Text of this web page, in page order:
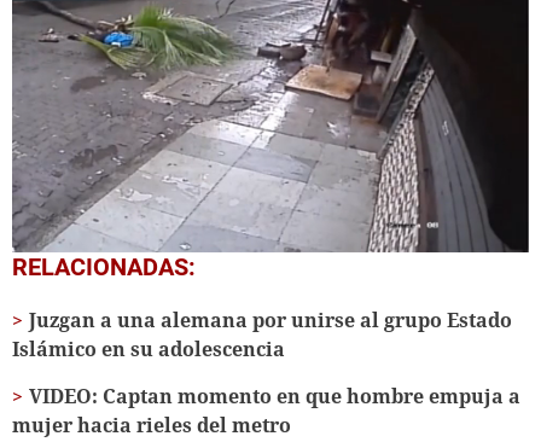
0
seconds
1
minute,
6
RELACIONADAS:
Juzgan a una alemana por unirse al grupo Estado
Islámico en su adolescencia
VIDEO: Captan momento en que hombre empuja a
mujer hacia rieles del metro